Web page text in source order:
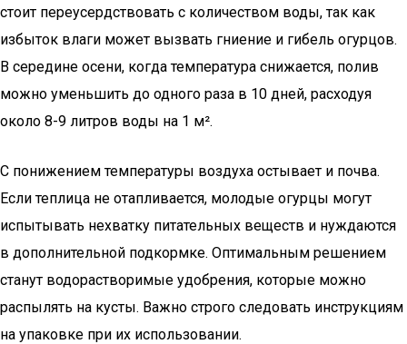
стоит переусердствовать с количеством воды, так как
избыток влаги может вызвать гниение и гибель огурцов.
В середине осени, когда температура снижается, полив
можно уменьшить до одного раза в 10 дней, расходуя
около 8-9 литров воды на 1 м².
С понижением температуры воздуха остывает и почва.
Если теплица не отапливается, молодые огурцы могут
испытывать нехватку питательных веществ и нуждаются
в дополнительной подкормке. Оптимальным решением
станут водорастворимые удобрения, которые можно
распылять на кусты. Важно строго следовать инструкциям
на упаковке при их использовании.